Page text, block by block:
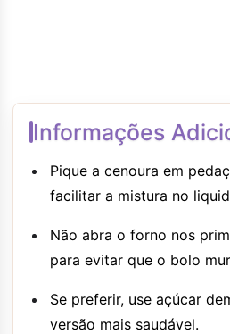
Informações
Pique a cenoura em
facilitar a mistura no
Não abra o forno nos
para evitar que o bolo
Se preferir, use açúcar
versão mais saudável.